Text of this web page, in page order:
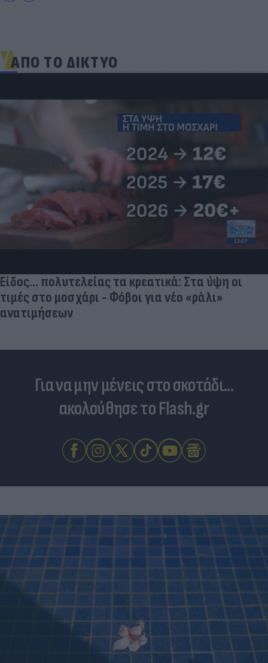
ΑΠΟ ΤΟ ΔΙΚΤΥΟ
Είδος... πολυτελείας τα κρεατικά: Στα ύψη οι
τιμές στο μοσχάρι - Φόβοι για νέο «ράλι»
ανατιμήσεων
Για να μην μένεις στο σκοτάδι...
ακολούθησε το Flash.gr